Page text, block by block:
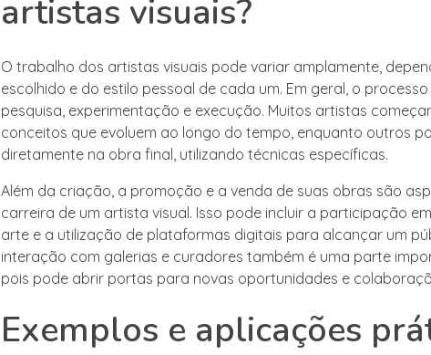
artistas visuais?
O trabalho dos artistas visuais pode variar amplamente,
escolhido e do estilo pessoal de cada um. Em geral, o
pesquisa, experimentação e execução. Muitos artistas
conceitos que evoluem ao longo do tempo, enquanto outros
diretamente na obra final, utilizando técnicas específicas.
Além da criação, a promoção e a venda de suas obras são
carreira de um artista visual. Isso pode incluir a participação
arte e a utilização de plataformas digitais para alcançar um
interação com galerias e curadores também é uma parte
pois pode abrir portas para novas oportunidades e
Exemplos e aplicações